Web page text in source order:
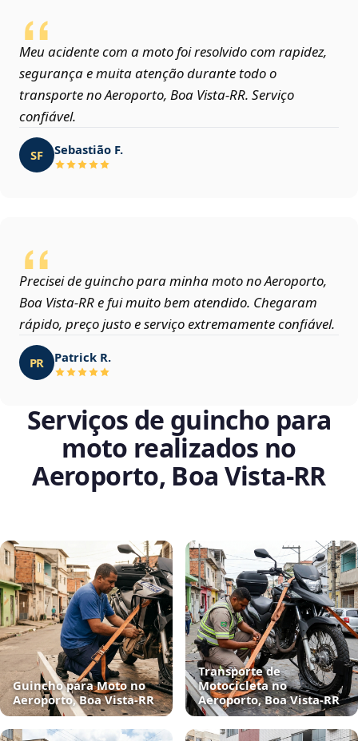
Meu acidente com a moto foi resolvido com rapidez,
segurança e muita atenção durante todo o
transporte no Aeroporto, Boa Vista‑RR. Serviço
confiável.
SF Sebastião F.
Precisei de guincho para minha moto no Aeroporto,
Boa Vista‑RR e fui muito bem atendido. Chegaram
rápido, preço justo e serviço extremamente confiável.
PR Patrick R.
Serviços de guincho para
moto realizados no
Aeroporto, Boa Vista‑RR
Guincho para Moto no
Aeroporto, Boa Vista‑RR
Transporte de
Motocicleta no
Aeroporto, Boa Vista‑RR